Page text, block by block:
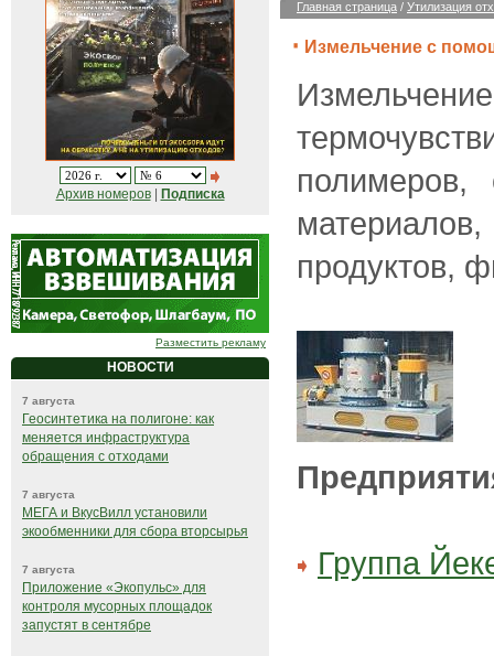
Архив номеров| Подписка
Разместить рекламу
НОВОСТИ
7 августа
Геосинтетика на полигоне: как
меняется инфраструктура
обращения с отходами
7 августа
МЕГА и ВкусВилл установили
экообменники для сбора вторсырья
7 августа
Приложение «Экопульс» для
контроля мусорных площадок
запустят в сентябре
Главная страница / Утилизация
Измельчение с
полимеров,
продуктов,
Группа